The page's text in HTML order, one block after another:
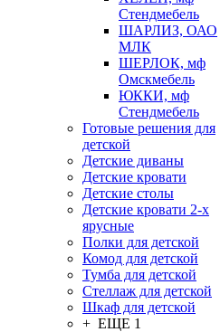
Стендмебель
ШАРЛИЗ, ОАО
МЛК
ШЕРЛОК, мф
Омскмебель
ЮККИ, мф
Стендмебель
Готовые решения для
детской
Детские диваны
Детские кровати
Детские столы
Детские кровати 2-х
ярусные
Полки для детской
Комод для детской
Тумба для детской
Стеллаж для детской
Шкаф для детской
+ ЕЩЕ 1